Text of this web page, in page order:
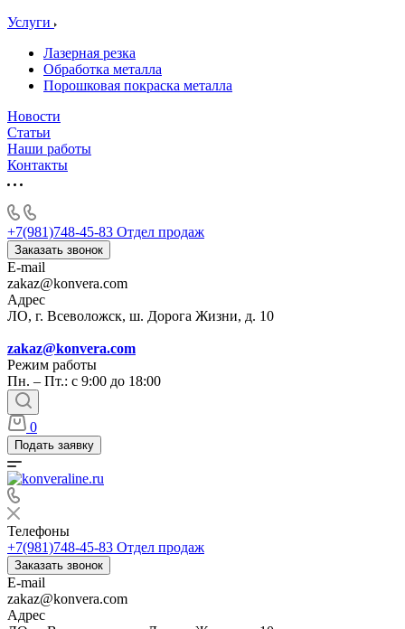
Услуги
Лазерная резка
Обработка металла
Порошковая покраска металла
Новости
Статьи
Наши работы
Контакты
+7(981)748-45-83 Отдел продаж
Заказать звонок
E-mail
zakaz@konvera.com
Адрес
ЛО, г. Всеволожск, ш. Дорога Жизни, д. 10
zakaz@konvera.com
Режим работы
Пн. – Пт.: с 9:00 до 18:00
0
Подать заявку
Телефоны
+7(981)748-45-83 Отдел продаж
Заказать звонок
E-mail
zakaz@konvera.com
Адрес